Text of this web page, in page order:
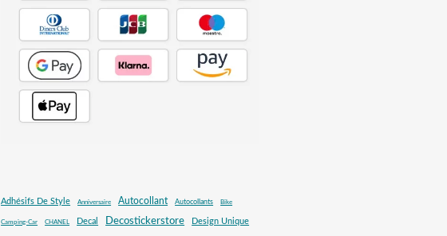
Adhésifs De Style Anniversaire Autocollant Autocollants Bike
Camping-Car CHANEL Decal Decostickerstore Design Unique